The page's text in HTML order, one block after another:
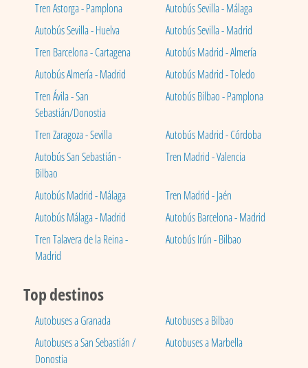
Tren Astorga - Pamplona
Autobús Sevilla - Málaga
Autobús Sevilla - Huelva
Autobús Sevilla - Madrid
Tren Barcelona - Cartagena
Autobús Madrid - Almería
Autobús Almería - Madrid
Autobús Madrid - Toledo
Tren Ávila - San
Sebastián/Donostia
Autobús Bilbao - Pamplona
Tren Zaragoza - Sevilla
Autobús Madrid - Córdoba
Autobús San Sebastián -
Bilbao
Tren Madrid - Valencia
Autobús Madrid - Málaga
Tren Madrid - Jaén
Autobús Málaga - Madrid
Autobús Barcelona - Madrid
Tren Talavera de la Reina -
Madrid
Autobús Irún - Bilbao
Top destinos
Autobuses a Granada
Autobuses a Bilbao
Autobuses a San Sebastián /
Donostia
Autobuses a Marbella